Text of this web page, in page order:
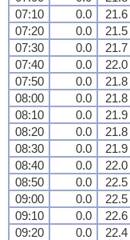
07:10
0.0 21.6
07:20
0.0 21.5
07:30
0.0 21.7
07:40
0.0 22.0
07:50
0.0 21.8
08:00
0.0 21.8
08:10
0.0 21.9
08:20
0.0 21.8
08:30
0.0 21.9
08:40
0.0 22.0
08:50
0.0 22.5
09:00
0.0 22.5
09:10
0.0 22.6
09:20
0.0 22.4